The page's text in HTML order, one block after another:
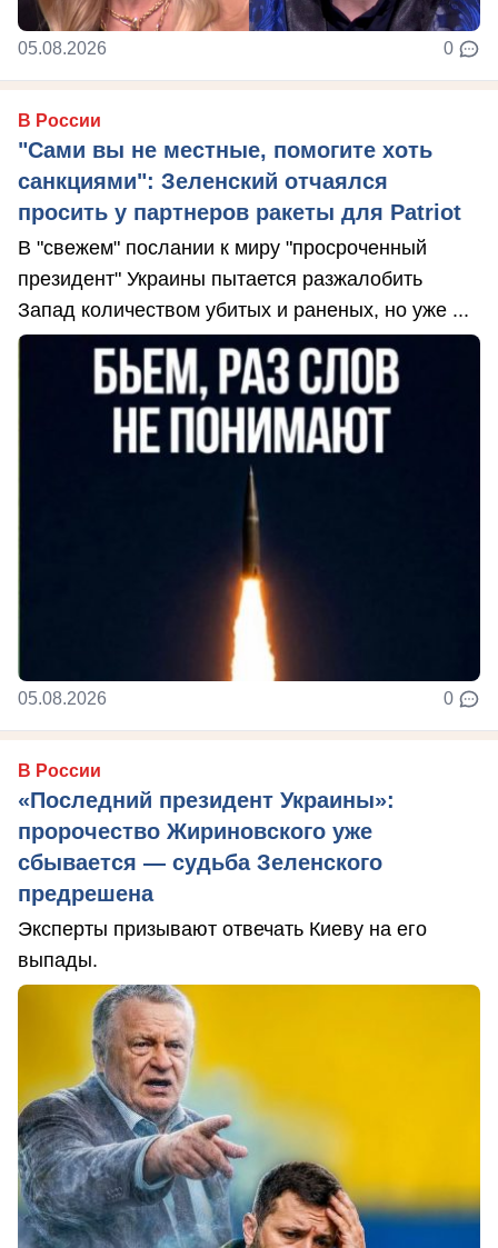
05.08.2026 0
В России
"Сами вы не местные, помогите хоть
санкциями": Зеленский отчаялся
просить у партнеров ракеты для Patriot
В "свежем" послании к миру "просроченный
президент" Украины пытается разжалобить
Запад количеством убитых и раненых, но уже ...
05.08.2026 0
В России
«Последний президент Украины»:
пророчество Жириновского уже
сбывается — судьба Зеленского
предрешена
Эксперты призывают отвечать Киеву на его
выпады.